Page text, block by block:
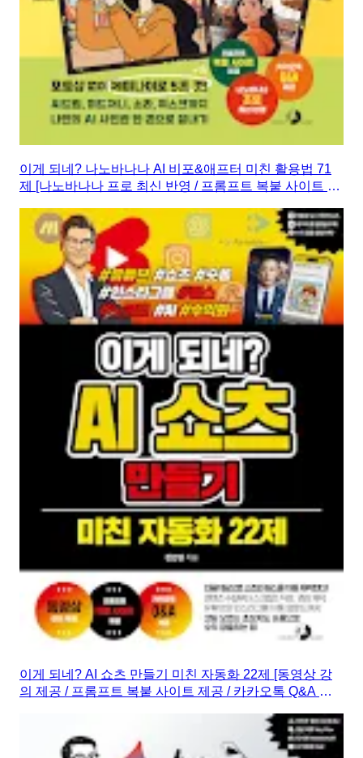
이게 되네? 나노바나나 AI 비포&애프터 미친 활용법 71
제 [나노바나나 프로 최신 반영 / 프롬프트 복붙 사이트 제
이게 되네? AI 쇼츠 만들기 미친 자동화 22제 [동영상 강
의 제공 / 프롬프트 복붙 사이트 제공 / 카카오톡 Q&A 제